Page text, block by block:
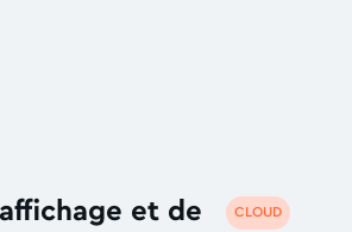
et de
CLOUD